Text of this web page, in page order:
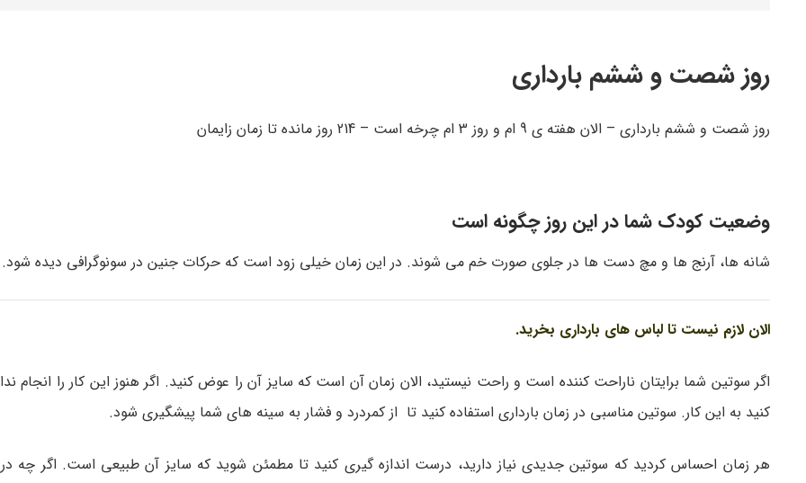
روز شصت و ششم بارداری
روز شصت و ششم بارداری – الان هفته ی 9 ام و روز 3 ام چرخه است – 214 روز مانده تا زمان زایمان
وضعیت کودک شما در این روز چگونه است
شانه ها، آرنج ها و مچ دست ها در جلوی صورت خم می شوند. در این زمان خیلی زود است که حرکات جنین در سونوگرافی دیده شود.
الان لازم نیست تا لباس های بارداری بخرید.
اگر سوتین شما برایتان ناراحت کننده است و راحت نیستید، الان زمان آن است که سایز آن را عوض کنید. اگر هنوز این کار را انجام
کنید به این کار. سوتین مناسبی در زمان بارداری استفاده کنید تا از کمردرد و فشار به سینه های شما پیشگیری شود.
هر زمان احساس کردید که سوتین جدیدی نیاز دارید، درست اندازه گیری کنید تا مطمئن شوید که سایز آن طبیعی است. اگر چه در